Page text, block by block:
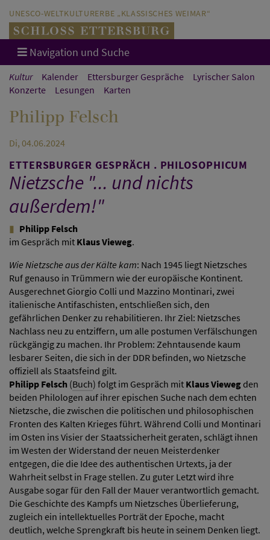
UNESCO-WELTKULTURERBE „KLASSISCHES WEIMAR“
Navigation und Suche
Kultur Kalender Ettersburger Gespräche
Lyrischer Salon
Konzerte
Lesungen Karten
Philipp Felsch
Di, 04.06.2024
ETTERSBURGER GESPRÄCH . PHILOSOPHICUM
Nietzsche "... und nichts
außerdem!"
Philipp Felsch
im Gespräch mit Klaus Vieweg.
Wie Nietzsche aus der Kälte kam: Nach 1945 liegt Nietzsches
Ruf genauso in Trümmern wie der europäische Kontinent.
Ausgerechnet Giorgio Colli und Mazzino Montinari, zwei
italienische Antifaschisten, entschließen sich, den
gefährlichen Denker zu rehabilitieren. Ihr Ziel: Nietzsches
Nachlass neu zu entziffern, um alle postumen Verfälschungen
rückgängig zu machen. Ihr Problem: Zehntausende kaum
lesbarer Seiten, die sich in der DDR befinden, wo Nietzsche
offiziell als Staatsfeind gilt.
Philipp Felsch (Buch) folgt im Gespräch mit Klaus Vieweg den
beiden Philologen auf ihrer epischen Suche nach dem echten
Nietzsche, die zwischen die politischen und philosophischen
Fronten des Kalten Krieges führt. Während Colli und Montinari
im Osten ins Visier der Staatssicherheit geraten, schlägt ihnen
im Westen der Widerstand der neuen Meisterdenker
entgegen, die die Idee des authentischen Urtexts, ja der
Wahrheit selbst in Frage stellen. Zu guter Letzt wird ihre
Ausgabe sogar für den Fall der Mauer verantwortlich gemacht.
Die Geschichte des Kampfs um Nietzsches Überlieferung,
zugleich ein intellektuelles Porträt der Epoche, macht
deutlich, welche Sprengkraft bis heute in seinem Denken liegt.